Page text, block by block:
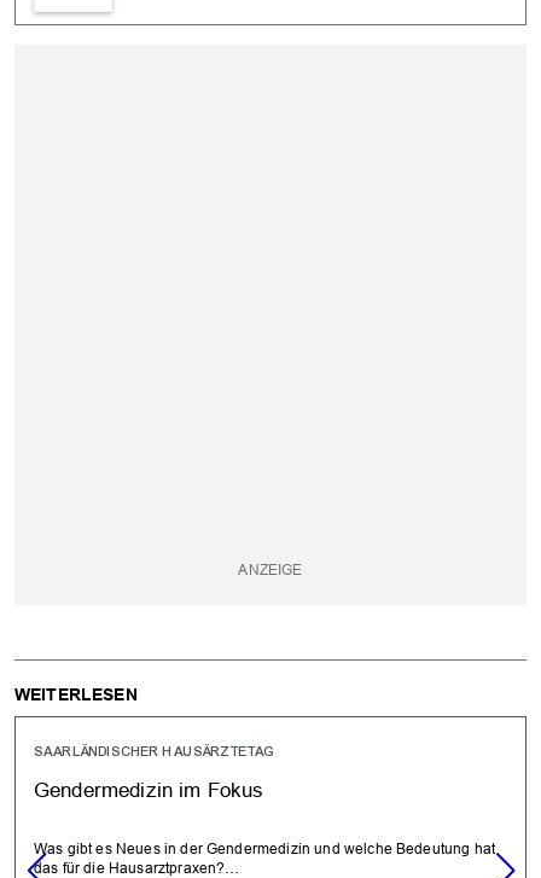
WEITERLESEN
SAARLÄNDISCHER HAUSÄRZTETAG
Gendermedizin im Fokus
Was gibt es Neues in der Gendermedizin und welche Bedeutung hat
das für die Hausarztpraxen?…